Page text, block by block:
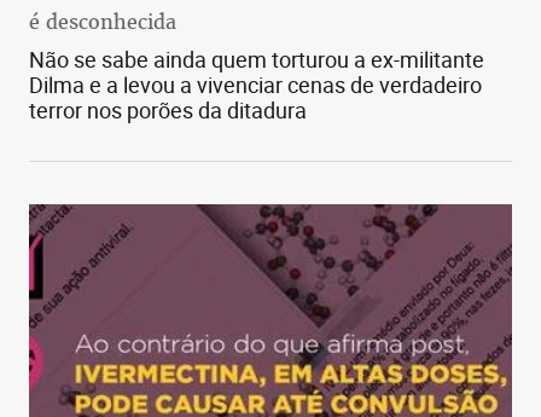
é desconhecida
Não se sabe ainda quem torturou a ex-militante
Dilma e a levou a vivenciar cenas de verdadeiro
terror nos porões da ditadura